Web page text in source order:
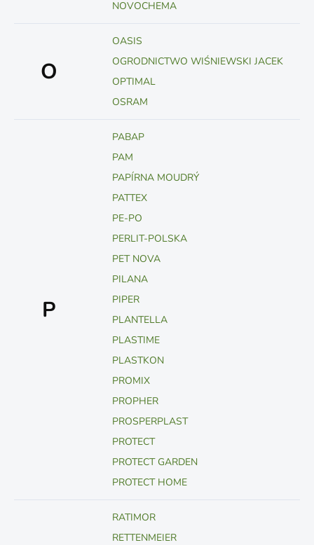
NOVOCHEMA
O
OASIS
OGRODNICTWO WIŚNIEWSKI JACEK
OPTIMAL
OSRAM
P
PABAP
PAM
PAPÍRNA MOUDRÝ
PATTEX
PE-PO
PERLIT-POLSKA
PET NOVA
PILANA
PIPER
PLANTELLA
PLASTIME
PLASTKON
PROMIX
PROPHER
PROSPERPLAST
PROTECT
PROTECT GARDEN
PROTECT HOME
RATIMOR
RETTENMEIER